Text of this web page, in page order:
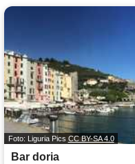
Foto: Liguria Pics CC BY-SA 4.0
Bar doria